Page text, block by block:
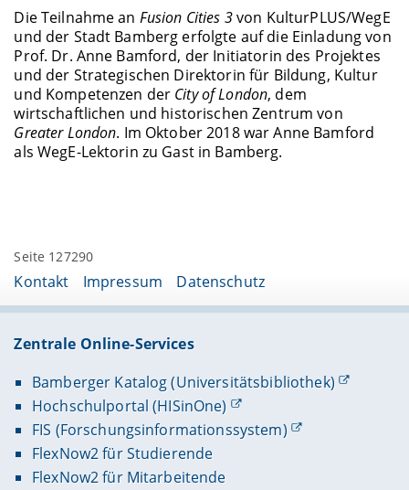
Die Teilnahme an Fusion Cities 3von KulturPLUS/WegE
und der Stadt Bamberg erfolgte auf die Einladung von
Prof. Dr. Anne Bamford, der Initiatorin des Projektes
und der Strategischen Direktorin für Bildung, Kultur
und Kompetenzen der City of London, dem
wirtschaftlichen und historischen Zentrum von
Greater London. Im Oktober 2018 war Anne Bamford
als WegE-Lektorin zu Gast in Bamberg.
Seite 127290
Kontakt Impressum Datenschutz
Zentrale Online-Services
Bamberger Katalog (Universitätsbibliothek)
Hochschulportal (HISinOne)
FIS (Forschungsinformationssystem)
FlexNow2 für Studierende
FlexNow2 für Mitarbeitende